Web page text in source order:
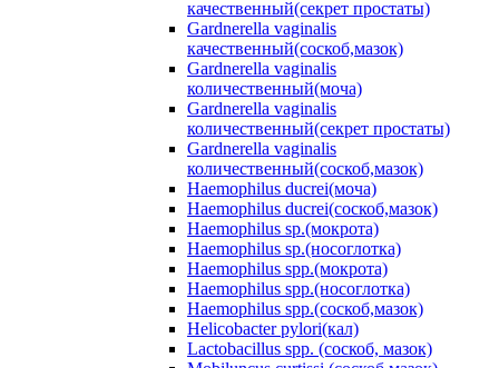
качественный(секрет простаты)
Gardnerella vaginalis
качественный(соскоб,мазок)
Gardnerella vaginalis
количественный(моча)
Gardnerella vaginalis
количественный(секрет простаты)
Gardnerella vaginalis
количественный(соскоб,мазок)
Haemophilus ducrei(моча)
Haemophilus ducrei(соскоб,мазок)
Haemophilus sp.(мокрота)
Haemophilus sp.(носоглотка)
Haemophilus spp.(мокрота)
Haemophilus spp.(носоглотка)
Haemophilus spp.(соскоб,мазок)
Helicobacter pylori(кал)
Lactobacillus spp. (соскоб, мазок)